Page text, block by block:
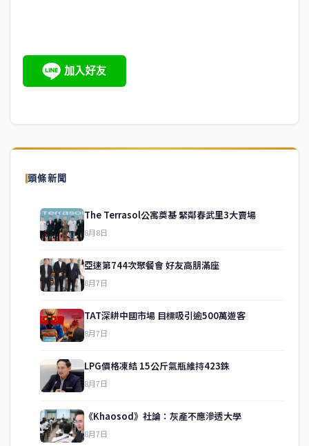
頭條新聞
The Terrasol公寓奠基 緊鄰春武里3大賣場
8月8日
亞速第744次聚餐會 好友高朋滿座
8月7日
TAT深耕中國市場 目標吸引逾500萬遊客
8月7日
LPG價格凍結 15公斤氣瓶維持423銖
8月7日
《Khaosod》社論：灰產不應滲透大學
8月7日
關於我們
service@thaichinesenews.com